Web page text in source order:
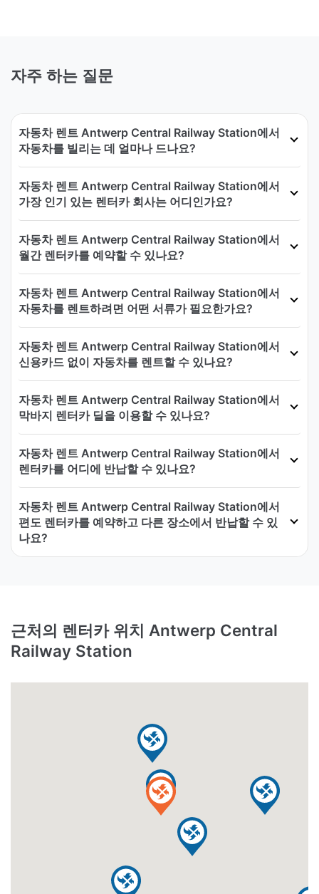
자주 하는 질문
자동차 렌트 Antwerp Central Railway Station에서
자동차를 빌리는 데 얼마나 드나요?
자동차 렌트 Antwerp Central Railway Station에서
가장 인기 있는 렌터카 회사는 어디인가요?
자동차 렌트 Antwerp Central Railway Station에서
월간 렌터카를 예약할 수 있나요?
자동차 렌트 Antwerp Central Railway Station에서
자동차를 렌트하려면 어떤 서류가 필요한가요?
자동차 렌트 Antwerp Central Railway Station에서
신용카드 없이 자동차를 렌트할 수 있나요?
자동차 렌트 Antwerp Central Railway Station에서
막바지 렌터카 딜을 이용할 수 있나요?
자동차 렌트 Antwerp Central Railway Station에서
렌터카를 어디에 반납할 수 있나요?
자동차 렌트 Antwerp Central Railway Station에서
편도 렌터카를 예약하고 다른 장소에서 반납할 수 있
나요?
근처의 렌터카 위치 Antwerp Central
Railway Station